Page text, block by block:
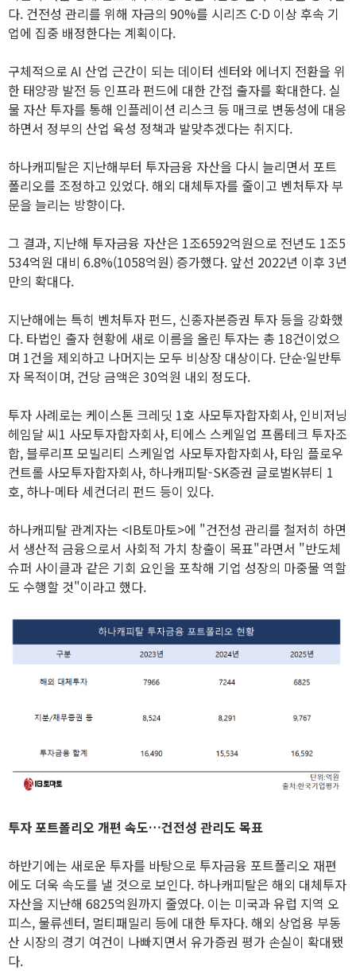
다. 건전성 관리를 위해 자금의 90%를 시리즈 C·D 이상 후속 기
업에 집중 배정한다는 계획이다.
구체적으로 AI 산업 근간이 되는 데이터 센터와 에너지 전환을 위
한 태양광 발전 등 인프라 펀드에 대한 간접 출자를 확대한다. 실
물 자산 투자를 통해 인플레이션 리스크 등 매크로 변동성에 대응
하면서 정부의 산업 육성 정책과 발맞추겠다는 취지다.
하나캐피탈은 지난해부터 투자금융 자산을 다시 늘리면서 포트
폴리오를 조정하고 있었다. 해외 대체투자를 줄이고 벤처투자 부
문을 늘리는 방향이다.
그 결과, 지난해 투자금융 자산은 1조6592억원으로 전년도 1조5
534억원 대비 6.8%(1058억원) 증가했다. 앞선 2022년 이후 3년
만의 확대다.
지난해에는 특히 벤처투자 펀드, 신종자본증권 투자 등을 강화했
다. 타법인 출자 현황에 새로 이름을 올린 투자는 총 18건이었으
며 1건을 제외하고 나머지는 모두 비상장 대상이다. 단순·일반투
자 목적이며, 건당 금액은 30억원 내외 정도다.
투자 사례로는 케이스톤 크레딧 1호 사모투자합자회사, 인비저닝
헤임달 씨1 사모투자합자회사, 티에스 스케일업 프롭테크 투자조
합, 블루리프 모빌리티 스케일업 사모투자합자회사, 타임 플로우
컨트롤 사모투자합자회사, 하나캐피탈-SK증권 글로벌K뷰티 1
호, 하나-메타 세컨더리 펀드 등이 있다.
하나캐피탈 관계자는 <IB토마토>에 "건전성 관리를 철저히 하면
서 생산적 금융으로서 사회적 가치 창출이 목표"라면서 "반도체
슈퍼 사이클과 같은 기회 요인을 포착해 기업 성장의 마중물 역할
도 수행할 것"이라고 했다.
투자 포트폴리오 개편 속도…건전성 관리도 목표
하반기에는 새로운 투자를 바탕으로 투자금융 포트폴리오 재편
에도 더욱 속도를 낼 것으로 보인다. 하나캐피탈은 해외 대체투자
자산을 지난해 6825억원까지 줄였다. 이는 미국과 유럽 지역 오
피스, 물류센터, 멀티패밀리 등에 대한 투자다. 해외 상업용 부동
산 시장의 경기 여건이 나빠지면서 유가증권 평가 손실이 확대됐
다.